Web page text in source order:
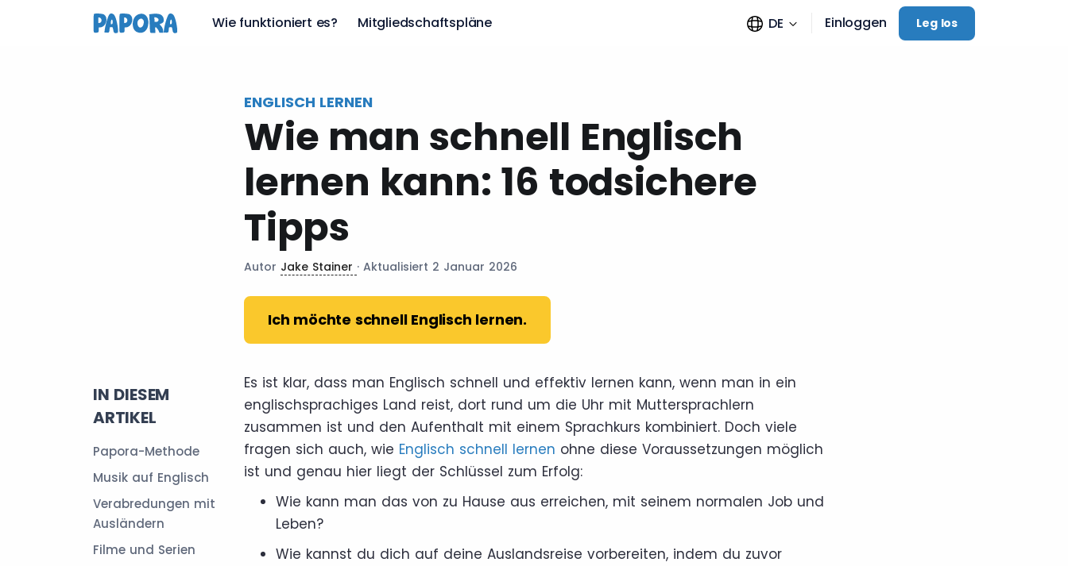
Wie funktioniert es? Mitgliedschaftspläne DE Einloggen Leg los
ENGLISCH LERNEN
Wie man schnell Englisch
lernen kann: 16 todsichere
Tipps
Autor Jake Stainer · Aktualisiert 2 Januar 2026
Ich möchte schnell Englisch lernen.
IN DIESEM
ARTIKEL
Papora-Methode
Musik auf Englisch
Verabredungen mit
Ausländern
Filme und Serien
Es ist klar, dass man Englisch schnell und effektiv lernen kann, wenn man in ein
englischsprachiges Land reist, dort rund um die Uhr mit Muttersprachlern
zusammen ist und den Aufenthalt mit einem Sprachkurs kombiniert. Doch viele
fragen sich auch, wie Englisch schnell lernen ohne diese Voraussetzungen möglich
ist und genau hier liegt der Schlüssel zum Erfolg:
Wie kann man das von zu Hause aus erreichen, mit seinem normalen Job und
Leben?
Wie kannst du dich auf deine Auslandsreise vorbereiten, indem du zuvor